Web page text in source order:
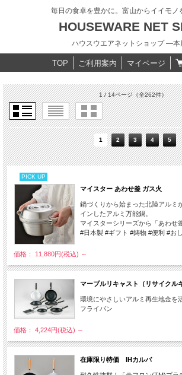
毎日の食卓を豊かに。富山からイイモノ
HOUSEWARE NET
ハウスウエアネットショップ ―
TOP ご利用案内 マイページ
1 / 14ページ（全262件）
1 2 3 4 5
PICK UP
マイスター あわせ釜 ガス火
鍋づくりから始まった北陸アルミ
インしたアルミ万能鍋。
マイスターシリーズから「あわせ
#日本製 #ギフト #鋳物 #便利 #お
価格： 11,880円(税込) ～
マーブルリキャスト（リサイクル
環境にやさしいアルミ再生地金を
フライパン
価格： 4,224円(税込) ～
在庫限り特価 IHカルバ